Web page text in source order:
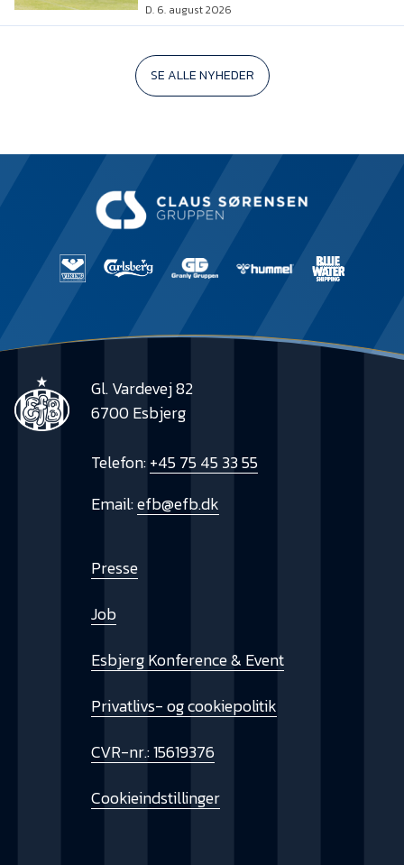
D. 6. august 2026
SE ALLE NYHEDER
Gl. Vardevej 82
6700 Esbjerg
Telefon:+45 75 45 33 55
Email:efb@efb.dk
Presse
Job
Esbjerg Konference & Event
Privatlivs- og cookiepolitik
CVR-nr.: 15619376
Cookieindstillinger